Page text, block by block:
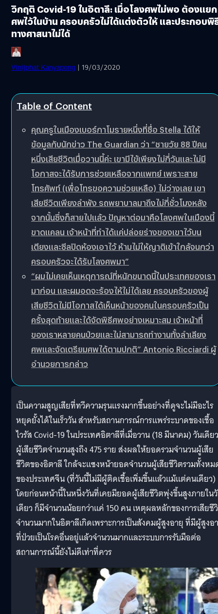
วิกฤติ Covid-19 ในอิตาลี: เมื่อโลงศพไม่พอ ต้องแยก
ศพไว้ในบ้าน ครอบครัวไม่ได้แต่งตัวให้ และประกอบพิ
ทางศาสนาไม่ได้
Vinijphat Kanyapong | 19/03/2020
Table of Content
คุณครูในเมืองเบอร์กาโมรายหนึ่งที่ชื่อ Stella ได้ให้
ข้อมูลกับนักข่าว The Guardian ว่า “ชายวัย 88 ปีคน
หนึ่งเสียชีวิตเมื่อวานนี้ค่ะ เขามีไข้เพียงไม่กี่วันและไม่มี
โอกาสจะได้รับการช่วยเหลือจากแพทย์ เพราะสาย
โทรศัพท์ (เพื่อโทรขอความช่วยเหลือ) ไม่ว่างเลย เขา
เสียชีวิตเพียงลำพัง รถพยาบาลมาถึงไม่กี่ชั่วโมงหลัง
จากนั้นซึ่งก็สายไปแล้ว ปัญหาต่อมาคือโลงศพในเมืองนี้
ขาดแคลน เจ้าหน้าที่ทำได้แค่ปล่อยร่างของเขาไว้บน
เตียงและซีลปิดห้องเอาไว้ ห้ามไม่ให้ญาติเข้าใกล้จนกว่า
ครอบครัวจะได้รับโลงศพมา”
“ผมไม่เคยเห็นเหตุการณ์ที่หนักขนาดนี้ในประเทศของเรา
มาก่อน และผมอดจะร้องไห้ไม่ได้เลย ครอบครัวของผู้
เสียชีวิตไม่มีโอกาสได้เห็นหน้าของคนในครอบครัวเป็น
ครั้งสุดท้ายและได้จัดพิธีศพอย่างเหมาะสม เจ้าหน้าที่
ของเราหลายคนป่วยและไม่สามารถทำงานทั้งลำเลียง
ศพและจัดเตรียมศพได้ตามปกติ” Antonio Ricciardi ผู้
อำนวยการกล่าว
เป็นความสูญเสียที่ทวีความรุนแรงมากขึ้นอย่างที่ดูจะไม่มีอะไร
หยุดยั้งได้ในเร็ววัน สำหรับสถานการณ์การแพร่ระบาดของเชื้อ
ไวรัส Covid-19 ในประเทศอิตาลีที่เมื่อวาน (18 มีนาคม) วันเดีย
ผู้เสียชีวิตจำนวนสูงถึง 475 ราย ส่งผลให้ยอดรวมจำนวนผู้เสีย
ชีวิตของอิตาลี ใกล้จะแซงหน้ายอดจำนวนผู้เสียชีวิตรวมทั้งห
ของประเทศจีน (ที่วันนี้ไม่มีผู้ติดเชื้อเพิ่มขึ้นแล้วแม้แต่คนเดียว)
โดยก่อนหน้านี้ในหนึ่งวันที่เคยมียอดผู้เสียชีวิตพุ่งขึ้นสูงภายใน
เดียว ก็มีจำนวนน้อยกว่าแค่ 150 คน เหตุผลหลักของการเสียชี
จำนวนมากในอิตาลีเกิดเพราะการเป็นสังคมผู้สูงอายุ ที่มีผู้สูงอ
ที่ป่วยเป็นโรคอื่นอยู่แล้วจำนวนมากและระบบการรับมือต่อ
สถานการณ์นี้ยังไม่ดีเท่าที่ควร